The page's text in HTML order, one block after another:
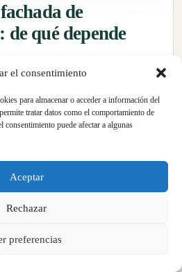
el consentimiento
para almacenar o acceder a información del
tratar datos como el comportamiento de
puede afectar a algunas
Aceptar
Rechazar
preferencias
de
qué depende
pueden requerir trabajos muy
deteriorada, humedad,
eso recomendamos valorar
y, cuando sea necesario,